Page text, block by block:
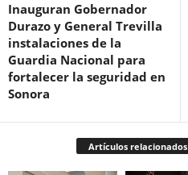
Inauguran Gobernador
Durazo y General Trevilla
instalaciones de la
Guardia Nacional para
fortalecer la seguridad en
Sonora
Artículos relacionados